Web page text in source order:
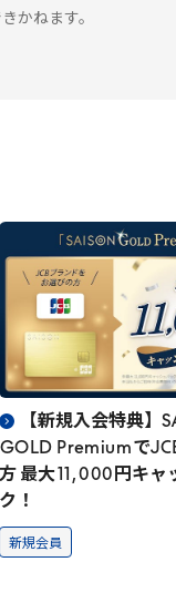
かねます。
【新規入会特典】
GOLD Premiumで
方 最大 11,000 円キャ
ク！
新規会員